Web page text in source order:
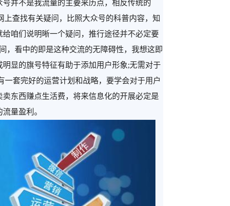
并不是我流量的主要来历点，相反传统的
查找有关疑问，比照大众号的科普内容，知
咱们说明晰一个疑问，推行途径并不必定要
，看中的即是这种交流的无障碍性，我想这即
显的旗号特征有助于添加用户形象;无需对于
套完好的运营计划和战略，要学会对于用户
东西赚点生活费，将来信息化的开展必定是
量盈利。